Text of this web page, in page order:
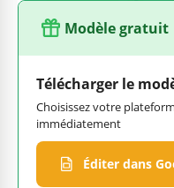
Modèle gratuit
Télécharger le
Choisissez votre
immédiatement
Éditer dans